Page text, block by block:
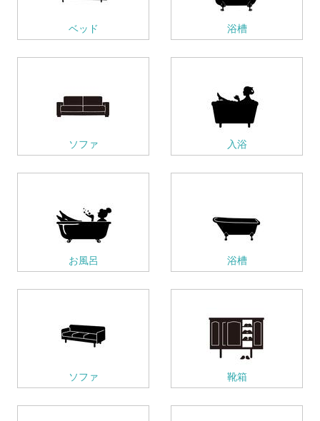
ベッド 浴槽
ソファ 入浴
お風呂 浴槽
ソファ 靴箱